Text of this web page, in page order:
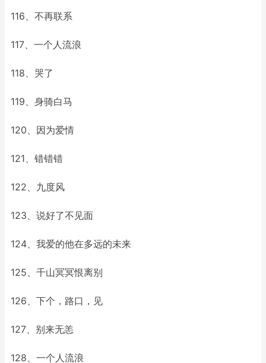
116、不再联系
117、一个人流浪
118、哭了
119、身骑白马
120、因为爱情
121、错错错
122、九度风
123、说好了不见面
124、我爱的他在多远的未来
125、千山冥冥恨离别
126、下个，路口，见
127、别来无恙
128、一个人流浪